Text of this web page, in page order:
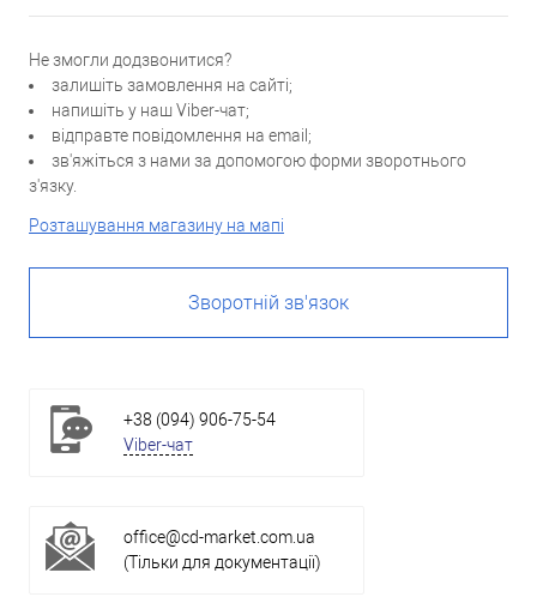
Не змогли додзвонитися?
залишіть замовлення на сайті;
напишіть у наш Viber-чат;
відправте повідомлення на email;
зв'яжіться з нами за допомогою форми зворотнього
з'язку.
Розташування магазину на мапі
Зворотній зв'язок
+38 (094) 906-75-54
Viber-чат
office@cd-market.com.ua
(Тільки для документації)